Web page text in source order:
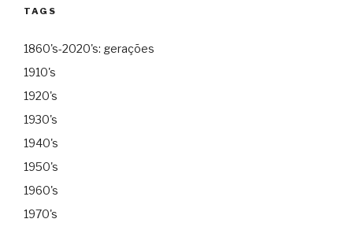
TAGS
1860's-2020's: gerações
1910's
1920's
1930's
1940's
1950's
1960's
1970's